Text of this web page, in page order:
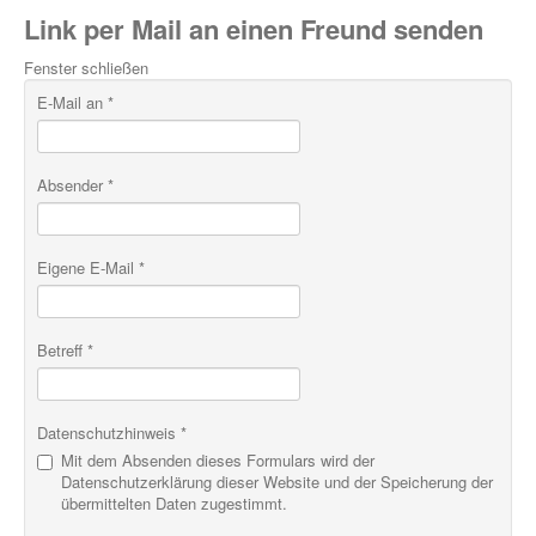
Link per Mail an einen Freund senden
Fenster schließen
E-Mail an *
Absender *
Eigene E-Mail *
Betreff *
Datenschutzhinweis *
Mit dem Absenden dieses Formulars wird der
Datenschutzerklärung dieser Website und der Speicherung der
übermittelten Daten zugestimmt.